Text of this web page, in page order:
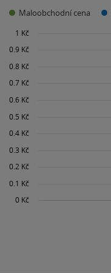
Maloobchodní cena